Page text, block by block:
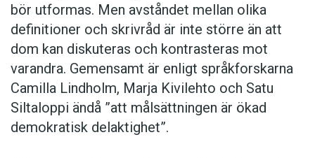
bör utformas. Men avståndet mellan olika
definitioner och skrivråd är inte större än att
dom kan diskuteras och kontrasteras mot
varandra. Gemensamt är enligt språkforskarna
Camilla Lindholm, Marja Kivilehto och Satu
Siltaloppi ändå ”att målsättningen är ökad
demokratisk delaktighet”.